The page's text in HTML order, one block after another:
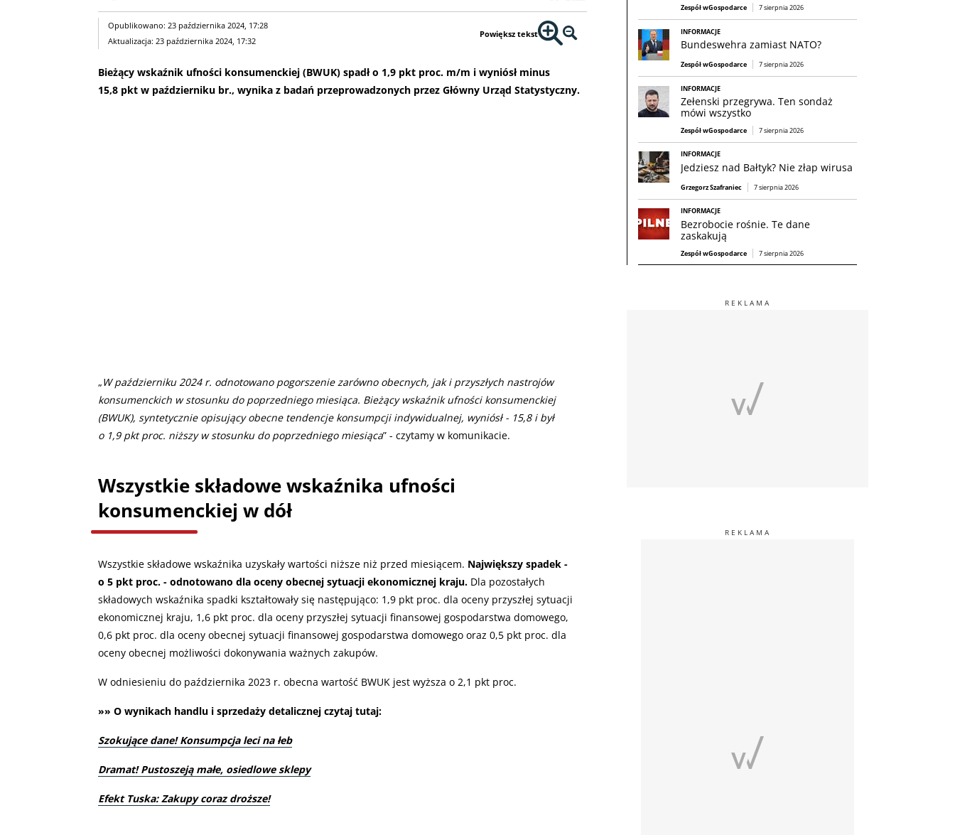
Opublikowano: 23 października 2024, 17:28
Aktualizacja: 23 października 2024, 17:32
Powiększ tekst
Bieżący wskaźnik ufności konsumenckiej (BWUK) spadł o 1,9 pkt proc. m/m i wyniósł minus
15,8 pkt w październiku br., wynika z badań przeprowadzonych przez Główny Urząd Statystyczny.
„W październiku 2024 r. odnotowano pogorszenie zarówno obecnych, jak i przyszłych nastrojów
konsumenckich w stosunku do poprzedniego miesiąca. Bieżący wskaźnik ufności konsumenckiej
(BWUK), syntetycznie opisujący obecne tendencje konsumpcji indywidualnej, wyniósł - 15,8 i był
o 1,9 pkt proc. niższy w stosunku do poprzedniego miesiąca” - czytamy w komunikacie.
Wszystkie składowe wskaźnika ufności
konsumenckiej w dół
Wszystkie składowe wskaźnika uzyskały wartości niższe niż przed miesiącem. Największy spadek -
o 5 pkt proc. - odnotowano dla oceny obecnej sytuacji ekonomicznej kraju. Dla pozostałych
składowych wskaźnika spadki kształtowały się następująco: 1,9 pkt proc. dla oceny przyszłej sytuacji
ekonomicznej kraju, 1,6 pkt proc. dla oceny przyszłej sytuacji finansowej gospodarstwa domowego,
0,6 pkt proc. dla oceny obecnej sytuacji finansowej gospodarstwa domowego oraz 0,5 pkt proc. dla
oceny obecnej możliwości dokonywania ważnych zakupów.
W odniesieniu do października 2023 r. obecna wartość BWUK jest wyższa o 2,1 pkt proc.
»» O wynikach handlu i sprzedaży detalicznej czytaj tutaj:
Szokujące dane! Konsumpcja leci na łeb
Dramat! Pustoszeją małe, osiedlowe sklepy
Efekt Tuska: Zakupy coraz droższe!
Zespół wGospodarce 7 sierpnia 2026
INFORMACJE
Bundeswehra zamiast NATO?
Zespół wGospodarce 7 sierpnia 2026
INFORMACJE
Zełenski przegrywa. Ten sondaż
mówi wszystko
Zespół wGospodarce 7 sierpnia 2026
INFORMACJE
Jedziesz nad Bałtyk? Nie złap wirusa
Grzegorz Szafraniec 7 sierpnia 2026
INFORMACJE
Bezrobocie rośnie. Te dane
zaskakują
Zespół wGospodarce 7 sierpnia 2026